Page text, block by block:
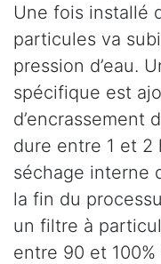
Une fois installé
particules va
pression d’eau.
spécifique est
d’encrassement
dure entre 1 et 2
séchage interne
la fin du
un filtre à
entre 90 et 100%